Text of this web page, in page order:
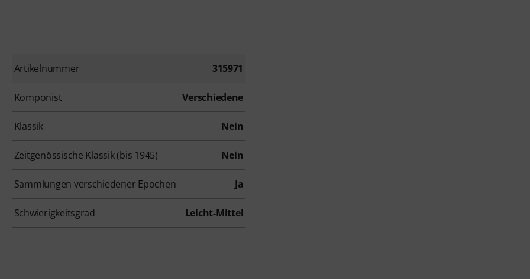
Artikelnummer 315971
Komponist Verschiedene
Klassik Nein
Zeitgenössische Klassik (bis 1945) Nein
Sammlungen verschiedener Epochen Ja
Schwierigkeitsgrad Leicht-Mittel